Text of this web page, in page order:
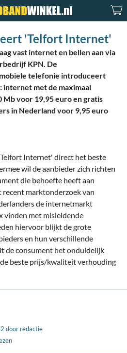
'Telfort Internet'
vast internet en bellen aan via
KPN. De
telefonie introduceert
met de maximaal
Mb voor 19,95 euro en gratis
in Nederland voor 9,95 euro
Internet' direct het beste
wil de aanbieder zich richten
die behoefte heeft aan
marktonderzoek van
de internetmarkt
vinden met misleidende
hiervoor blijkt de grote
en hun verschillende
de consument het onduidelijk
beste prijs/kwaliteit verhouding
door redactie